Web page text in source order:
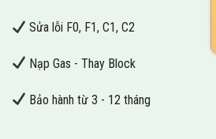
Sửa lỗi F0, F1, C1, C2
Nạp Gas - Thay Block
Bảo hành từ 3 - 12 tháng